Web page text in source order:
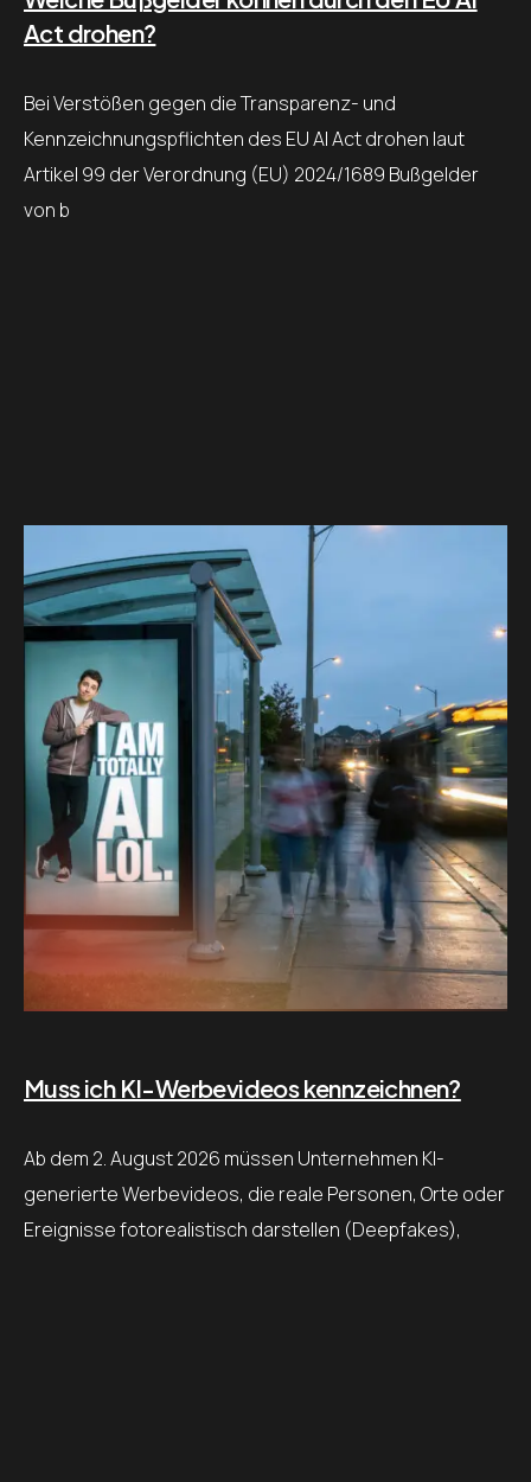
Act drohen?
Bei Verstößen gegen die Transparenz- und
Kennzeichnungspflichten des EU AI Act drohen laut
Artikel 99 der Verordnung (EU) 2024/1689 Bußgelder
von b
Muss ich KI-Werbevideos kennzeichnen?
Ab dem 2. August 2026 müssen Unternehmen KI-
generierte Werbevideos, die reale Personen, Orte oder
Ereignisse fotorealistisch darstellen (Deepfakes),